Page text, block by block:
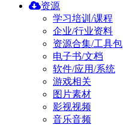
资源
学习培训/课程
企业/行业资料
资源合集/工具包
电子书/文档
软件/应用/系统
游戏相关
图片素材
影视视频
音乐音频